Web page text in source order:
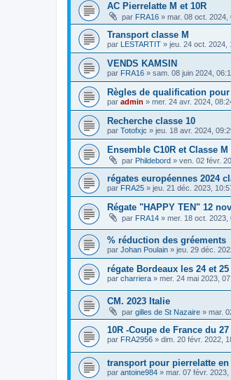
AC Pierrelatte M et 10R
par FRA16 » mar. 08 oct. 2024,
Transport classe M
par LESTARTIT » jeu. 24 oct. 2024,
VENDS KAMSIN
par FRA16 » sam. 08 juin 2024,
Règles de qualification
par admin » mer. 24 avr. 2024,
Recherche classe 10
par Totofxjc » jeu. 18 avr. 2024,
Ensemble C10R et Classe M
par Phildebord » ven. 02 févr.
régates européennes 2024
par FRA25 » jeu. 21 déc. 2023,
Régate "HAPPY TEN" 12
par FRA14 » mer. 18 oct. 2023,
% réduction des gréements
par Johan Poulain » jeu. 29 déc.
régate Bordeaux les 24 et
par charriera » mer. 24 mai 2023,
CM. 2023 Italie
par gilles de St Nazaire » mar.
10R -Coupe de France du
par FRA2956 » dim. 20 févr. 2022,
transport pour pierrelatte en
par antoine984 » mar. 07 févr. 2023,